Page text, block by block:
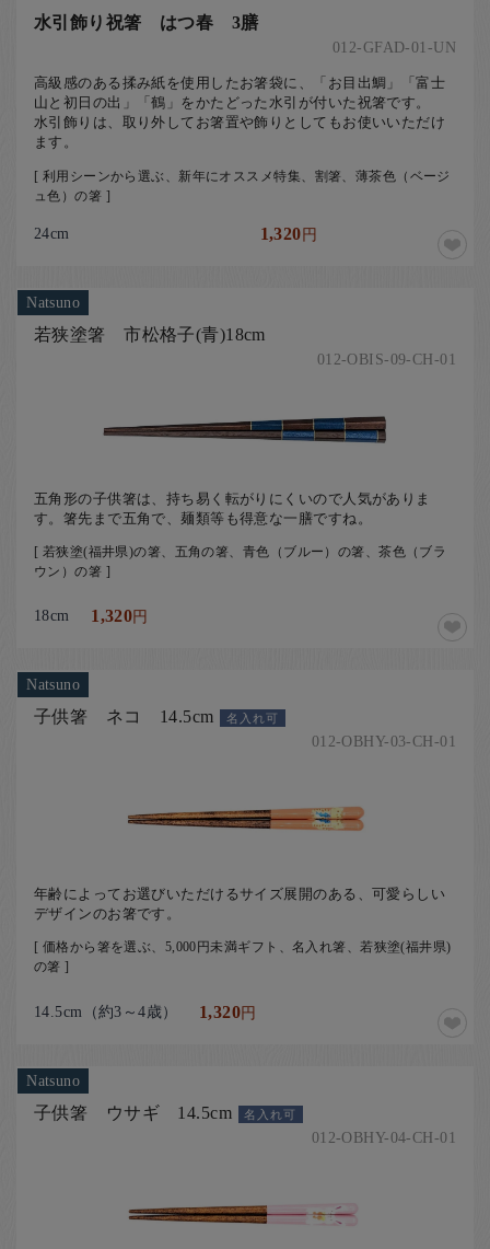
水引飾り祝箸 はつ春 3膳
012-GFAD-01-UN
高級感のある揉み紙を使用したお箸袋に、「お目出鯛」「富士
山と初日の出」「鶴」をかたどった水引が付いた祝箸です。
水引飾りは、取り外してお箸置や飾りとしてもお使いいただけ
ます。
[ 利用シーンから選ぶ、新年にオススメ特集、割箸、薄茶色（ベージ
ュ色）の箸 ]
24cm 1,320円
Natsuno
若狭塗箸 市松格子(青)18cm
012-OBIS-09-CH-01
五角形の子供箸は、持ち易く転がりにくいので人気がありま
す。箸先まで五角で、麺類等も得意な一膳ですね。
[ 若狭塗(福井県)の箸、五角の箸、青色（ブルー）の箸、茶色（ブラ
ウン）の箸 ]
18cm 1,320円
Natsuno
子供箸 ネコ 14.5cm 名入れ可
012-OBHY-03-CH-01
年齢によってお選びいただけるサイズ展開のある、可愛らしい
デザインのお箸です。
[ 価格から箸を選ぶ、5,000円未満ギフト、名入れ箸、若狭塗(福井県)
の箸 ]
14.5cm（約3～4歳） 1,320円
Natsuno
子供箸 ウサギ 14.5cm 名入れ可
012-OBHY-04-CH-01